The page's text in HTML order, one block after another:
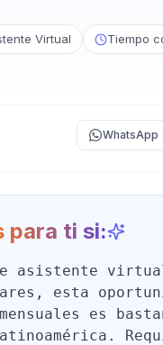
Virtual Tiempo
WhatsApp
para ti si:
asistente
esta
mensuales es